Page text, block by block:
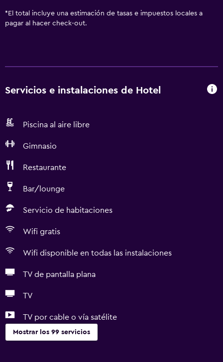
* El total incluye una estimación de tasas e impuestos locales a
pagar al hacer check-out.
Servicios e instalaciones de Hotel
Piscina al aire libre
Gimnasio
Restaurante
Bar/lounge
Servicio de habitaciones
Wifi gratis
Wifi disponible en todas las instalaciones
TV de pantalla plana
TV
TV por cable o vía satélite
Mostrar los 99 servicios